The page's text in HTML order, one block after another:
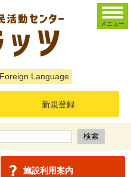
Foreign Language
新規登録
施設利用案内
メニュー